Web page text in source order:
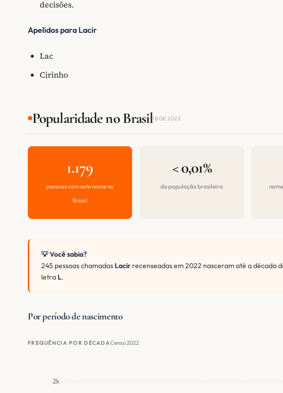
decisões.
Apelidos para Lacir
Lac
Cirinho
Popularidade no BrasilIBGE 2022
1.179
pessoas com este nome no
Brasil
< 0,01%
da população brasileira
💡 Você sabia?
245 pessoas chamadas Lacir recenseadas em 2022 nasceram até a década
letra L.
Por período de nascimento
FREQUÊNCIA POR DÉCADACenso 2022
2k